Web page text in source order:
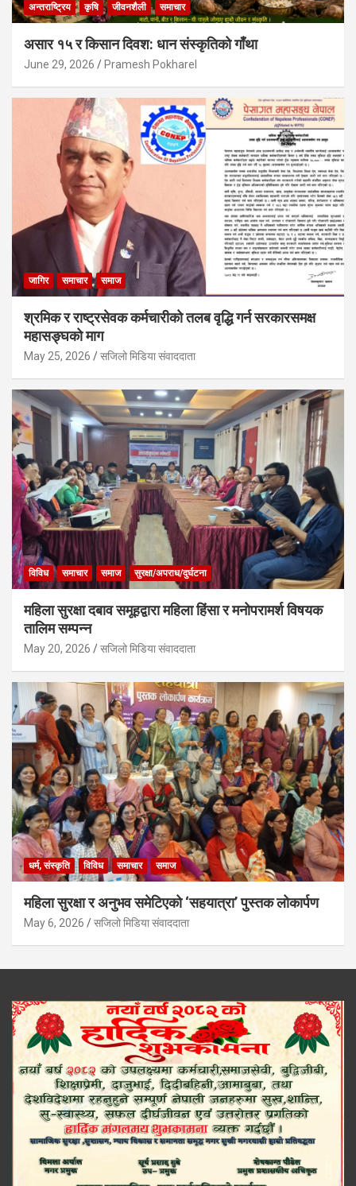
अन्तराष्ट्रिय कृषि जीवनशैली समाचार
असार १५ र किसान दिवश: धान संस्कृतिको गाँथा
June 29, 2026 Pramesh Pokharel
जागिर समाचार समाज
श्रमिक र राष्ट्रसेवक कर्मचारीको तलब वृद्धि गर्न सरकारसमक्ष
महासङ्घको माग
May 25, 2026 सजिलो मिडिया संवाददाता
विविध समाचार समाज सुरक्षा/अपराध/दुर्घटना
महिला सुरक्षा दबाव समूहद्वारा महिला हिंसा र मनोपरामर्श विषयक
तालिम सम्पन्न
May 20, 2026 सजिलो मिडिया संवाददाता
धर्म, संस्कृति विविध समाचार समाज
महिला सुरक्षा र अनुभव समेटिएको ‘सहयात्रा’ पुस्तक लोकार्पण
May 6, 2026 सजिलो मिडिया संवाददाता